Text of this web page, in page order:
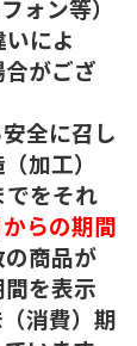
ォン等）
によ
がござ
全に召し
加工）
でをそれ
らの期間
商品が
を表示
消費）期